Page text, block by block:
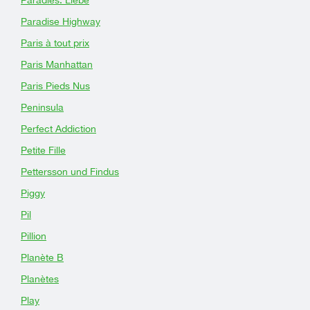
Paradise Highway
Paris à tout prix
Paris Manhattan
Paris Pieds Nus
Peninsula
Perfect Addiction
Petite Fille
Pettersson und Findus
Piggy
Pil
Pillion
Planète B
Planètes
Play